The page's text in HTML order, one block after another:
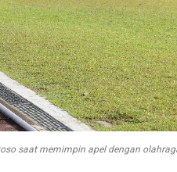
saat memimpin apel dengan